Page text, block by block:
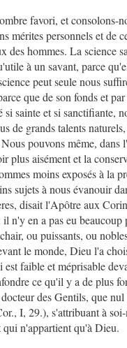
favori, et consolons-
mérites personnels et de
des hommes. La science
à un savant, parce
peut seule nous
que de son fonds et
si sainte et si sanctifiante,
de grands talents
pouvons même, dans
plus aisément et la
moins exposés à la
sujets à nous évanouir
disait l'Apôtre aux
n'y en a pas eu
ou puissants, ou
le monde, Dieu l'a
est faible et méprisable
ce qu'il y a de plus
des Gentils, que
I, 29.), s'attribuant à
n'appartient qu'à Dieu.